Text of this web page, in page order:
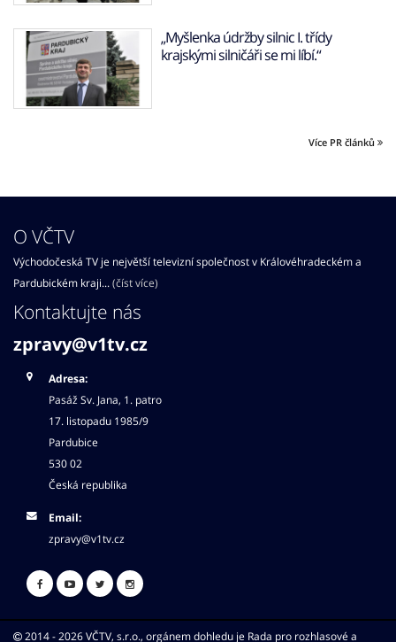
„Myšlenka údržby silnic I. třídy
krajskými silničáři se mi líbí.“
Více PR článků
O VČTV
Východočeská TV je největší televizní společnost v Královéhradeckém a
Pardubickém kraji... (číst více)
Kontaktujte nás
zpravy@v1tv.cz
Adresa:
Pasáž Sv. Jana, 1. patro
17. listopadu 1985/9
Pardubice
530 02
Česká republika
Email:
zpravy@v1tv.cz
2014 - 2026 VČTV, s.r.o., orgánem dohledu je Rada pro rozhlasové a